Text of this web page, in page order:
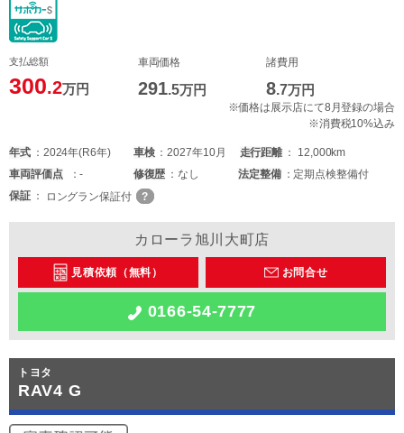
支払総額
300.2万円
車両価格
291.5万円
諸費用
8.7万円
※価格は展示店にて8月登録の場合
※消費税10%込み
年式 2024年(R6年) 車検 2027年10月 走行距離
12,000km
車両評価点 - 修復歴 なし 法定整備
定期点検整備付
保証
ロングラン保証付
カローラ旭川大町店
見積依頼（無料） お問合せ
0166-54-7777
トヨタ
RAV4 G